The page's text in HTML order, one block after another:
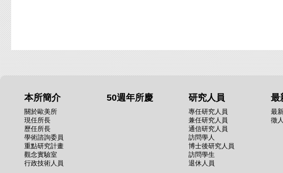
本所簡介
關於歐美所
現任所長
歷任所長
學術諮詢委員
重點研究計畫
觀念實驗室
行政技術人員
50週年所慶 研究人員
專任研究人員
兼任研究人員
通信研究人員
訪問學人
博士後研究人員
訪問學生
退休人員
最
最
徵